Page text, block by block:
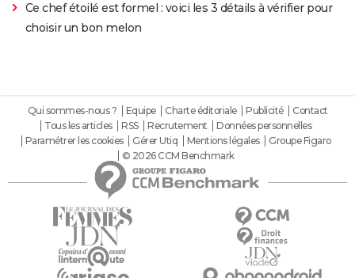
Ce chef étoilé est formel : voici les 3 détails à vérifier pour
choisir un bon melon
Qui sommes-nous ? Equipe Charte éditoriale Publicité
Contact
Tous les articles
RSS Recrutement
Données personnelles
Paramétrer les cookies
Gérer Utiq Mentions légales
Groupe Figaro
© 2026 CCM Benchmark